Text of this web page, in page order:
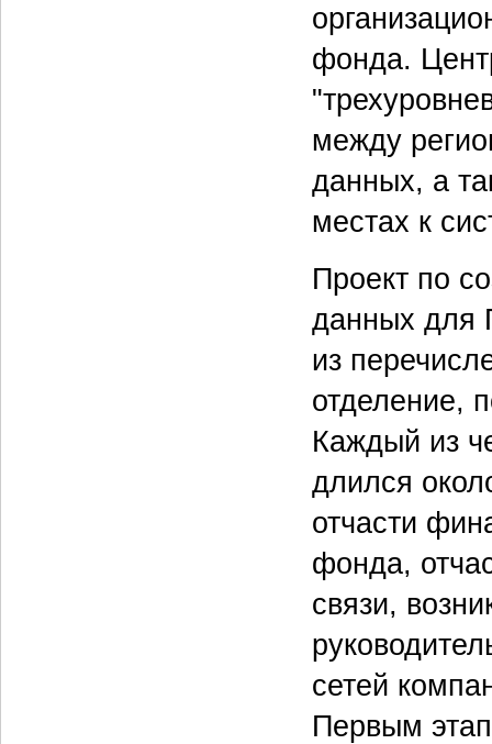
фонда.
между
данных, а
местах к
Проект по
данных для
из
отделение,
Каждый из
длился
отчасти
фонда,
связи,
сетей
Первым